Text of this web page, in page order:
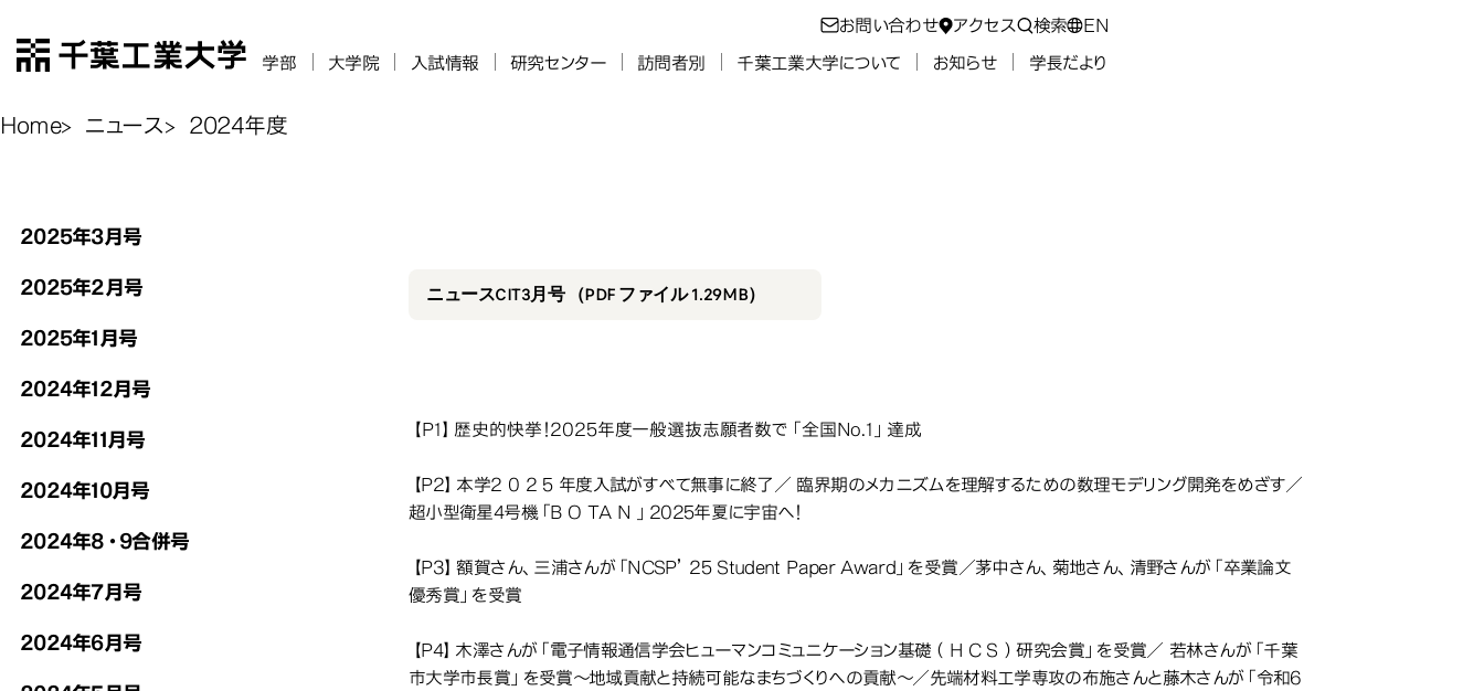
千葉工業大学
お問い合わせ アクセス 検索 EN
学部 大学院 入試情報 研究センター 訪問者別 千葉工業大学について お知らせ 学長だより
Home ニュース 2024年度
2024年度
2025年3月号
2025年2月号
2025年1月号
2024年12月号
2024年11月号
2024年10月号
2024年8・9合併号
2024年7月号
2024年6月号
2025年3月号
ニュースCIT3月号 （PDF ファイル 1.29MB）
【P1】歴史的快挙！2025年度一般選抜志願者数で「全国No.1」達成
【P2】本学2 0 2 5 年度入試がすべて無事に終了／ 臨界期のメカニズムを理解するための数理モデリング開発をめざす／
超小型衛星4号機「B O TA N 」2025年夏に宇宙へ！
【P3】額賀さん、三浦さんが「NCSP’25 Student Paper Award」を受賞／茅中さん、菊地さん、清野さんが「卒業論文
優秀賞」を受賞
【P4】木澤さんが「電子情報通信学会ヒューマンコミュニケーション基礎（ H C S ）研究会賞」を受賞／ 若林さんが「千葉
市大学市長賞」を受賞〜地域貢献と持続可能なまちづくりへの貢献〜／先端材料工学専攻の布施さんと藤木さんが「令和6